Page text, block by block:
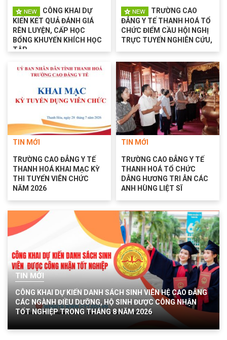
CÔNG KHAI DỰ
KIẾN KẾT QUẢ ĐÁNH GIÁ
RÈN LUYỆN, CẤP HỌC
BỔNG KHUYẾN KHÍCH HỌC
TẬP ...
TRƯỜNG CAO
ĐẲNG Y TẾ THANH HOÁ TỔ
CHỨC ĐIỂM CẦU HỘI NGHỊ
TRỰC TUYẾN NGHIÊN CỨU,
TIN MỚI
TRƯỜNG CAO ĐẲNG Y TẾ
THANH HOÁ KHAI MẠC KỲ
THI TUYỂN VIÊN CHỨC
NĂM 2026
TIN MỚI
TRƯỜNG CAO ĐẲNG Y TẾ
THANH HOÁ TỔ CHỨC
DÂNG HƯƠNG TRI ÂN CÁC
ANH HÙNG LIỆT SĨ
TIN MỚI
CÔNG KHAI DỰ KIẾN DANH SÁCH SINH VIÊN HỆ CAO ĐẲNG
CÁC NGÀNH ĐIỀU DƯỠNG, HỘ SINH ĐƯỢC CÔNG NHẬN
TỐT NGHIỆP TRONG THÁNG 8 NĂM 2026